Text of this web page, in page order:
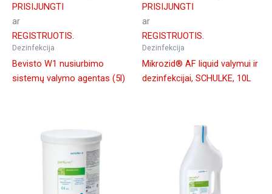
PRISIJUNGTI
ar
REGISTRUOTIS.
Dezinfekcija
Bevisto W1 nusiurbimo
sistemų valymo agentas (5l)
PRISIJUNGTI
ar
REGISTRUOTIS.
Dezinfekcija
Mikrozid® AF liquid valymui ir
dezinfekcijai, SCHULKE, 10L